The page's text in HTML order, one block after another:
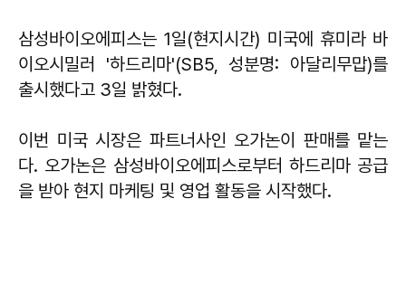
삼성바이오에피스는 1일(현지시간) 미국에 휴미라 바
이오시밀러 '하드리마'(SB5, 성분명: 아달리무맙)를
출시했다고 3일 밝혔다.
이번 미국 시장은 파트너사인 오가논이 판매를 맡는
다. 오가논은 삼성바이오에피스로부터 하드리마 공급
을 받아 현지 마케팅 및 영업 활동을 시작했다.